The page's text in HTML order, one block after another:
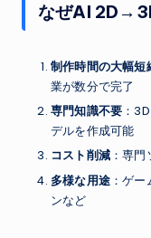
なぜAI
制作時間の大幅短
業が数分で完了
専門知識不要 ：
デルを作成可能
コスト削減 ：専
多様な用途 ：ゲ
ンなど